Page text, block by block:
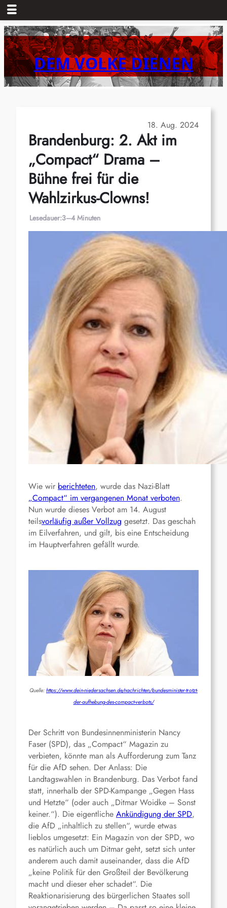
Zum
Inhalt
springenDEM VOLKE DIENEN
18. Aug. 2024
Brandenburg: 2. Akt im
„Compact“ Drama –
Bühne frei für die
Wahlzirkus-Clowns!
Lesedauer:3–4 Minuten
Wie wir berichteten, wurde das Nazi-Blatt
„Compact“ im vergangenen Monat verboten.
Nun wurde dieses Verbot am 14. August
teilsvorläufig außer Vollzug gesetzt. Das geschah
im Eilverfahren, und gilt, bis eine Entscheidung
im Hauptverfahren gefällt wurde.
Quelle: https://www.dein-niedersachsen.de/nachrichten/bundesminister-trotzt-
der-aufhebung-des-compact-verbots/
Der Schritt von Bundesinnenministerin Nancy
Faser (SPD), das „Compact“ Magazin zu
verbieten, könnte man als Aufforderung zum Tanz
für die AfD sehen. Der Anlass: Die
Landtagswahlen in Brandenburg. Das Verbot fand
statt, innerhalb der SPD-Kampange „Gegen Hass
und Hetzte“ (oder auch „Ditmar Woidke – Sonst
keiner.“). Die eigentliche Ankündigung der SPD,
die AfD „inhaltlich zu stellen“, wurde etwas
lieblos umgesetzt: Ein Magazin von der SPD, wo
es natürlich auch um Ditmar geht, setzt sich unter
anderem auch damit auseinander, dass die AfD
„keine Politik für den Großteil der Bevölkerung
macht und dieser eher schadet“. Die
Reaktionarisierung des bürgerlichen Staates soll